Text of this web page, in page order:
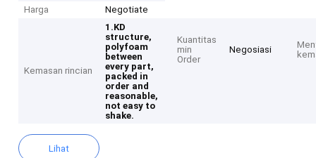
Harga
Negotiate
Kemasan rincian
1.KD
structure,
polyfoam
between
every part,
packed in
order and
reasonable,
not easy to
shake.
Kuantitas
min
Order
Negosiasi
Lihat